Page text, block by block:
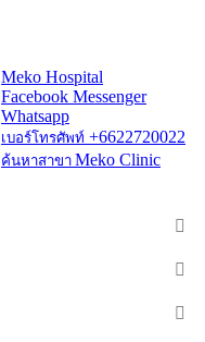
Meko Hospital
Facebook Messenger
Whatsapp
เบอร์โทรศัพท์ +6622720022
ค้นหาสาขา Meko Clinic